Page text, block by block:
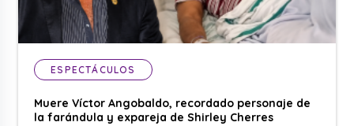
ESPECTÁCULOS
Muere Víctor Angobaldo, recordado personaje de
la farándula y expareja de Shirley Cherres